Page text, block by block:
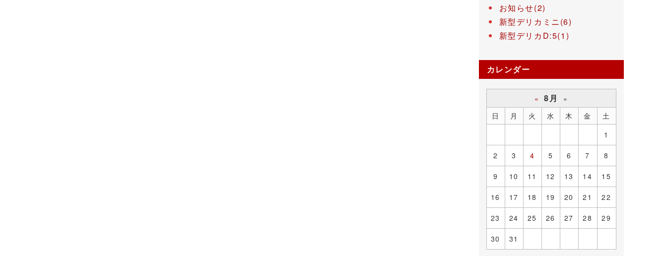
お知らせ(2)
新型デリカミニ(6)
新型デリカD:5(1)
カレンダー
« 8月
»
日
月 火 水 木 金
土
1
2 3 4 5 6 7 8
9 10 11 12 13 14 15
16 17 18 19 20 21 22
23 24 25 26 27 28 29
30 31